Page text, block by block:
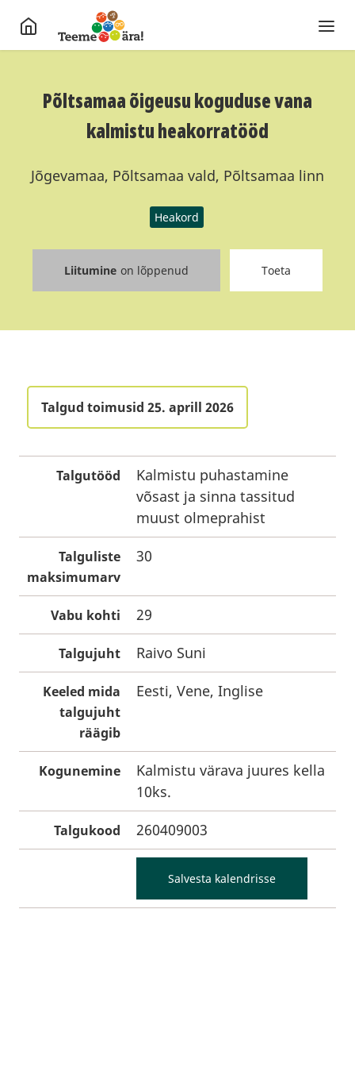
Põltsamaa õigeusu koguduse vana
kalmistu heakorratööd
Jõgevamaa, Põltsamaa vald, Põltsamaa linn
Heakord
Liitumine on lõppenud Toeta
Talgud toimusid 25. aprill 2026
Talgutööd
Kalmistu puhastamine
võsast ja sinna tassitud
muust olmeprahist
Talguliste
maksimumarv
30
Vabu kohti 29
Talgujuht Raivo Suni
Keeled mida
talgujuht
räägib
Eesti, Vene, Inglise
Kogunemine
Kalmistu värava juures kella
10ks.
Talgukood 260409003
Salvesta kalendrisse